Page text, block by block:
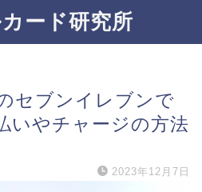
ード研究所
セブンイレブンで
いやチャージの方法
2023年12月7日